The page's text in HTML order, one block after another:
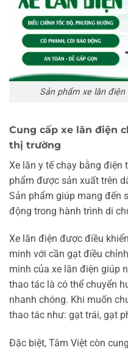
Sản phẩm xe lăn
Cung cấp xe lăn điện
thị trường
Xe lăn y tế chạy bằng điện
phẩm được sản xuất trên
Sản phẩm giúp mang đến
động trong hành trình di
Xe lăn điện được điều
minh với cần gạt điều
minh của xe lăn điện giúp
thao tác là có thể chuyển
nhanh chóng. Khi muốn
thao tác như: gạt trái, gạt
Đặc biệt, Tâm Việt còn